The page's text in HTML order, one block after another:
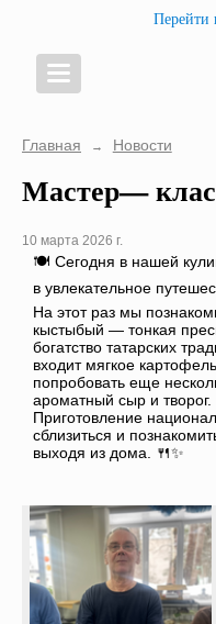
Перейти
Главная → Новости
Мастер—
10 марта 2026 г.
🍽️ Сегодня в нашей
в увлекательное
На этот раз мы
кыстыбый — тонкая
богатство татарских
входит мягкое
попробовать еще
ароматный сыр и творог.
Приготовление
сблизиться и
выходя из дома. 🍴✨